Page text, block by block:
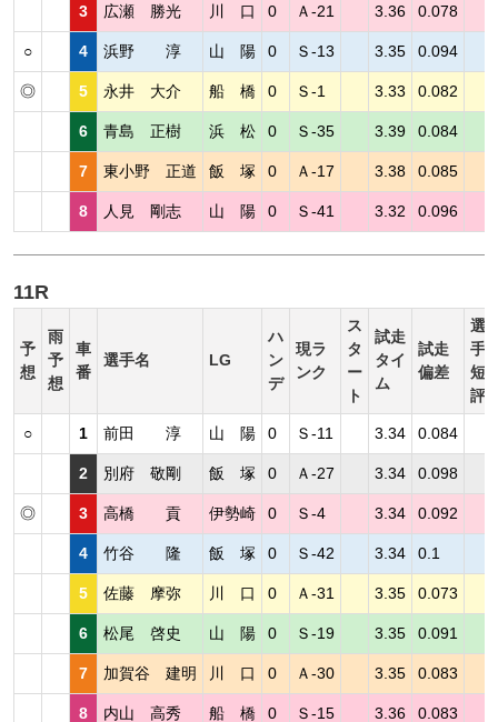
3 広瀬 勝光 川 口 0 Ａ-21 3.36 0.078
○ 4 浜野 淳 山 陽 0 Ｓ-13 3.35 0.094
◎ 5 永井 大介 船 橋 0 Ｓ-1 3.33 0.082
6 青島 正樹 浜 松 0 Ｓ-35 3.39 0.084
7 東小野 正道 飯 塚 0 Ａ-17 3.38 0.085
8 人見 剛志 山 陽 0 Ｓ-41 3.32 0.096
11R
予
想
雨
予
想
車
番
選手名 LG
ハ
ン
デ
現ラ
ンク
ス
タ
ー
ト
試走
タイ
ム
試走
偏差
選
手
短
評
○ 1 前田 淳 山 陽 0 Ｓ-11 3.34 0.084
2 別府 敬剛 飯 塚 0 Ａ-27 3.34 0.098
◎ 3 高橋 貢 伊勢崎 0 Ｓ-4 3.34 0.092
4 竹谷 隆 飯 塚 0 Ｓ-42 3.34 0.1
5 佐藤 摩弥 川 口 0 Ａ-31 3.35 0.073
6 松尾 啓史 山 陽 0 Ｓ-19 3.35 0.091
7 加賀谷 建明 川 口 0 Ａ-30 3.35 0.083
8 内山 高秀 船 橋 0 Ｓ-15 3.36 0.083